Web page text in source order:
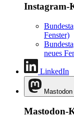
Instagram-
Fenster)
neues
LinkedIn
Mastodon
Mastodon-